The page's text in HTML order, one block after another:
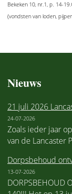
Bekeken 10, nr.1, p. 14-
(vondsten van loden,
Nieuws
21 juli 2026
24-07-2026
Zoals ieder jaar
van de Lancaster
Dorpsbehoud
13-07-2026
DORPSBEHOUD